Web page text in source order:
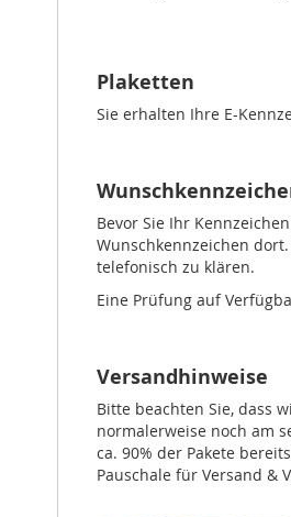
Plaketten
Sie erhalten Ihre E-
Bevor Sie Ihr
Wunschkennzeichen
telefonisch zu klären.
Eine Prüfung auf
Versandhinweise
Bitte beachten Sie, dass
normalerweise noch am
ca. 90% der Pakete
Pauschale für Versand &